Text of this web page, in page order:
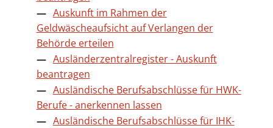
Auskunft im Rahmen der
Geldwäscheaufsicht auf Verlangen der
Behörde erteilen
Ausländerzentralregister - Auskunft
beantragen
Ausländische Berufsabschlüsse für HWK-
Berufe - anerkennen lassen
Ausländische Berufsabschlüsse für IHK-